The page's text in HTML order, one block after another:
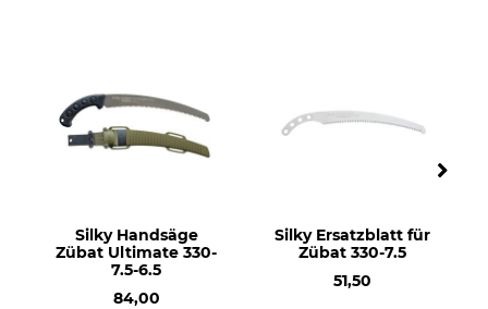
Silky Handsäge
Zübat Ultimate 330-
7.5-6.5
84,00
Silky Ersatzblatt für
Zübat 330-7.5
51,50